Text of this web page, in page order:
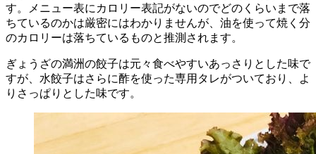
す。メニュー表にカロリー表記がないのでどのくらいまで落
ちているのかは厳密にはわかりませんが、油を使って焼く分
のカロリーは落ちているものと推測されます。
ぎょうざの満洲の餃子は元々食べやすいあっさりとした味で
すが、水餃子はさらに酢を使った専用タレがついており、よ
りさっぱりとした味です。